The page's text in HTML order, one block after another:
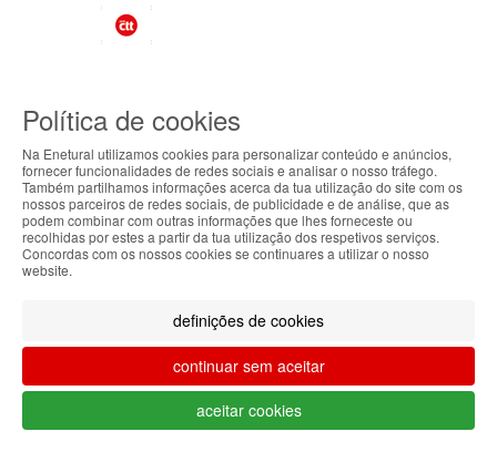
©Enetural 2026
Todos os direitos reservados / Salvo
indicação de contrário as promoções
apresentadas são válidas até ao dia 07-
08-2026.
Designed & developed byBsolus
Limpar filtros
Filtrar
ABOUT THE COOKIES
Enetural handles information about your visit using
cookies that improve the performance of the
website, facilitate sharing via social networks and
continuing to browse our site, you accept the use of
these cookies. For more information, see our
Privacy and Cookie Policy. You can configure your
preferences in Cookie settings.
Accepted
Política de cookies
Na Enetural utilizamos cookies para personalizar conteúdo e anúncios,
fornecer funcionalidades de redes sociais e analisar o nosso tráfego.
Também partilhamos informações acerca da tua utilização do site com os
nossos parceiros de redes sociais, de publicidade e de análise, que as
podem combinar com outras informações que lhes forneceste ou
recolhidas por estes a partir da tua utilização dos respetivos serviços.
Concordas com os nossos cookies se continuares a utilizar o nosso
website.
definições de cookies
continuar sem aceitar
aceitar cookies